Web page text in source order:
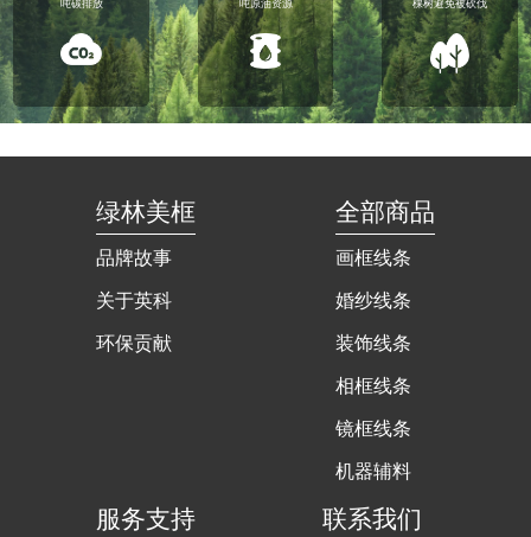
绿林美框
品牌故事
关于英科
环保贡献
全部商品
画框线条
婚纱线条
装饰线条
相框线条
镜框线条
机器辅料
服务支持 联系我们